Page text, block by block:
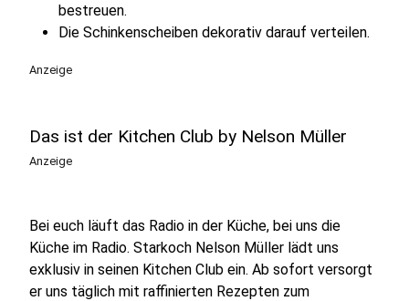
bestreuen.
Die Schinkenscheiben dekorativ darauf verteilen.
Anzeige
Das ist der Kitchen Club by Nelson Müller
Anzeige
Bei euch läuft das Radio in der Küche, bei uns die
Küche im Radio. Starkoch Nelson Müller lädt uns
exklusiv in seinen Kitchen Club ein. Ab sofort versorgt
er uns täglich mit raffinierten Rezepten zum